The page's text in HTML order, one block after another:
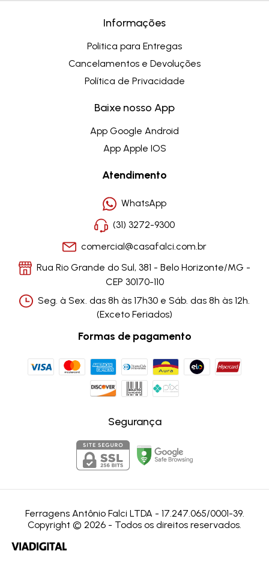
Informações
Politica para Entregas
Cancelamentos e Devoluções
Política de Privacidade
Baixe nosso App
App Google Android
App Apple IOS
Atendimento
WhatsApp
(31) 3272-9300
comercial@casafalci.com.br
Rua Rio Grande do Sul, 381 - Belo Horizonte/MG -
CEP 30170-110
Seg. à Sex. das 8h às 17h30 e Sáb. das 8h às 12h.
(Exceto Feriados)
Formas de pagamento
Segurança
Ferragens Antônio Falci LTDA - 17.247.065/0001-39.
Copyright © 2026 - Todos os direitos reservados.